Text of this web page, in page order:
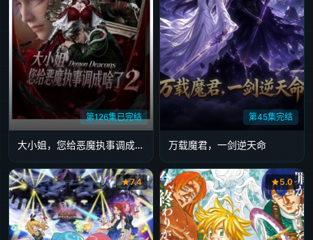
第126集已完结
大小姐，您给恶魔执事调成啥了2
第45集完结
万载魔君，一剑逆天命
7.4 5.0